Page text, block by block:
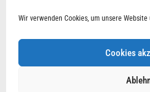
Wir verwenden Cookies, um unsere
Cookies